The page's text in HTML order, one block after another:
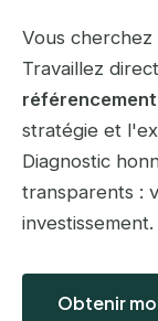
Vous cherchez
Travaillez
stratégie et
Diagnostic
transparents :
investissement.
Obtenir